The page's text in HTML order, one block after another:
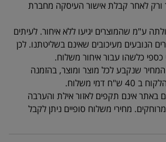
ורק לאחר קבלת אישור העיסקה מחברת
ע"מ שהמוצרים יגיעו ללא איחור. לעיתים
הנובעים מעיכובים שאינם בשליטתנו. לכן
כספי כלשהו עבור איחור משלוח.
המחיר שנקבע לכל מוצר ומוצר, בהזמנה
באתר אינם תקפים לאזור אילת והערבה
מרוחקים. מחירי משלוח סופיים ניתן לקבל